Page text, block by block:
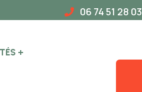
06 74 51 28 03